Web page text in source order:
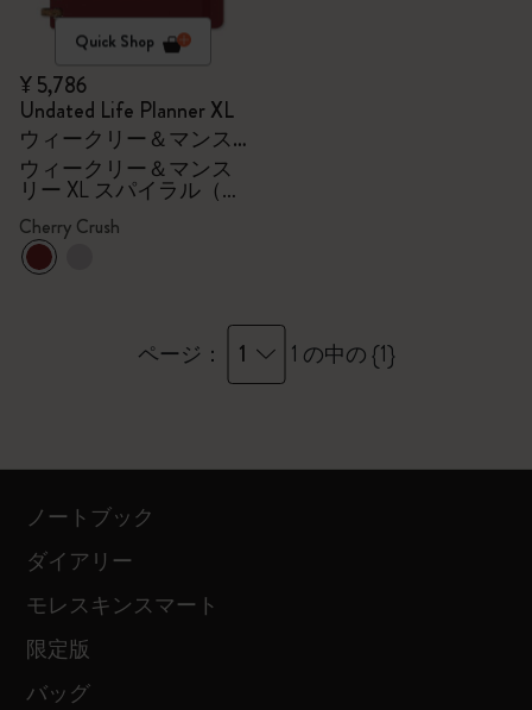
Quick Shop
¥ 5,786
Undated Life Planner XL
ウィークリー＆マンス
リー XL スパイラル（チ
ェリークラッシュ）
ウィークリー＆マンス
リー XL スパイラル（チ
ェリークラッシュ）
Cherry Crush
ページ： 1 1 の中の {1}
ノートブック
ダイアリー
モレスキンスマート
限定版
バッグ